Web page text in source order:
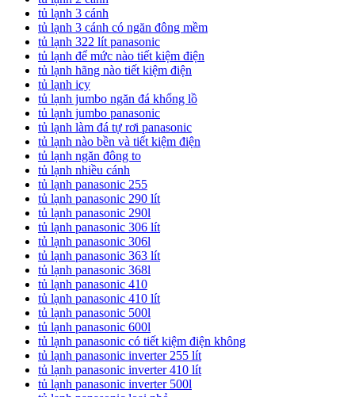
tủ lạnh 3 cánh
tủ lạnh 3 cánh có ngăn đông mềm
tủ lạnh 322 lít panasonic
tủ lạnh để mức nào tiết kiệm điện
tủ lạnh hãng nào tiết kiệm điện
tủ lạnh icy
tủ lạnh jumbo ngăn đá khổng lồ
tủ lạnh jumbo panasonic
tủ lạnh làm đá tự rơi panasonic
tủ lạnh nào bền và tiết kiệm điện
tủ lạnh ngăn đông to
tủ lạnh nhiều cánh
tủ lạnh panasonic 255
tủ lạnh panasonic 290 lít
tủ lạnh panasonic 290l
tủ lạnh panasonic 306 lít
tủ lạnh panasonic 306l
tủ lạnh panasonic 363 lít
tủ lạnh panasonic 368l
tủ lạnh panasonic 410
tủ lạnh panasonic 410 lít
tủ lạnh panasonic 500l
tủ lạnh panasonic 600l
tủ lạnh panasonic có tiết kiệm điện không
tủ lạnh panasonic inverter 255 lít
tủ lạnh panasonic inverter 410 lít
tủ lạnh panasonic inverter 500l